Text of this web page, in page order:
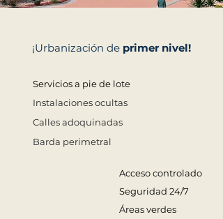
¡Urbanización de primer nivel!
Servicios a pie de lote
Instalaciones ocultas
Calles adoquinadas
Barda perimetral
Acceso controlado
Seguridad 24/7
Áreas verdes